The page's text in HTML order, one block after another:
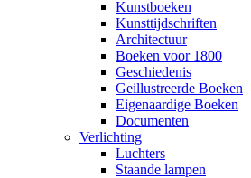
Kunstboeken
Kunsttijdschriften
Architectuur
Boeken voor 1800
Geschiedenis
Geillustreerde Boeken
Eigenaardige Boeken
Documenten
Verlichting
Luchters
Staande lampen